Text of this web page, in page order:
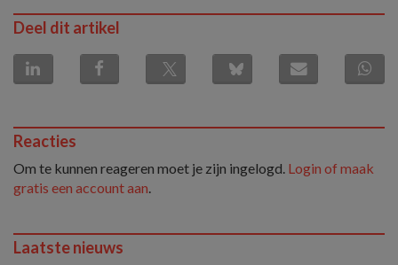
Deel dit artikel
Reacties
Om te kunnen reageren moet je zijn ingelogd. Login of maak
gratis een account aan.
Laatste nieuws